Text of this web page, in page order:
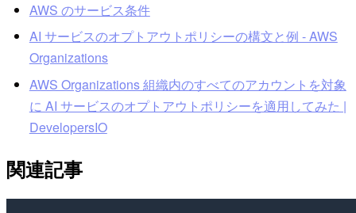
AWS のサービス条件
AI サービスのオプトアウトポリシーの構文と例 - AWS
Organizations
AWS Organizations 組織内のすべてのアカウントを対象
に AI サービスのオプトアウトポリシーを適用してみた |
DevelopersIO
関連記事